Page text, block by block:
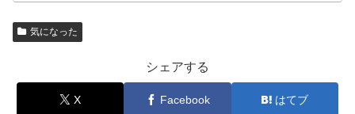
気になった
シェアする
X Facebook はてブ